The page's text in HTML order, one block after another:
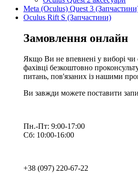
Meta (Oculus) Quest 3
Oculus Rift S (Запчастини)
Замовлення онлайн
Якщо Ви не впевнені у виборі чи
фахівці безкоштовно
питань, пов'язаних із нашими
Ви завжди можете поставити
Пн.-Пт: 9:00-17:00
Сб: 10:00-16:00
+38 (097) 220-67-22